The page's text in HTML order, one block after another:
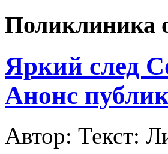
Поликлиника
Яркий след
Анонс
Автор: